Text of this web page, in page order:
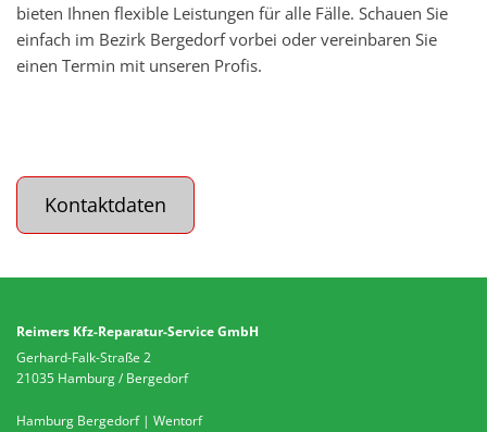
bieten Ihnen flexible Leistungen für alle Fälle. Schauen Sie
einfach im Bezirk Bergedorf vorbei oder vereinbaren Sie
einen Termin mit unseren Profis.
Kontaktdaten
Reimers Kfz-Reparatur-Service GmbH
Gerhard-Falk-Straße 2
21035 Hamburg / Bergedorf
Hamburg Bergedorf| Wentorf